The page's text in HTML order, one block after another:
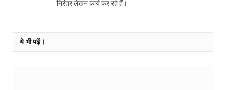
निरंतर लेखन कार्य कर रहे हैं।
ये भी पढ़ें।